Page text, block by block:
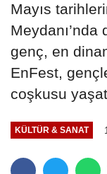
Mayıs
genç, en
EnFest,
coşkusu
KÜLTÜR & SANAT